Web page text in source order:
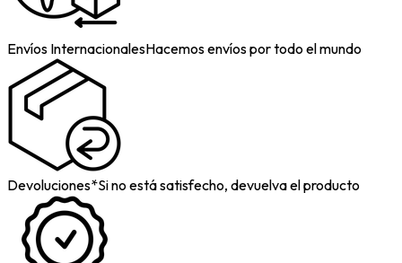
Envíos InternacionalesHacemos envíos por todo el mundo
Devoluciones*Si no está satisfecho, devuelva el producto